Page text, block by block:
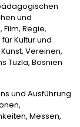
und
Regie,
Kultur und
Vereinen,
Tuzla, Bosnien
und Ausführung
Messen,